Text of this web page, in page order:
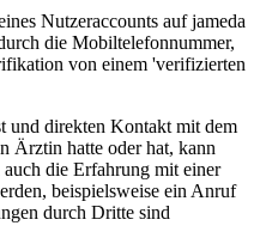
Nutzeraccounts auf jameda
die Mobiltelefonnummer,
von einem 'verifizierten
und direkten Kontakt mit dem
Ärztin hatte oder hat, kann
die Erfahrung mit einer
beispielsweise ein Anruf
durch Dritte sind